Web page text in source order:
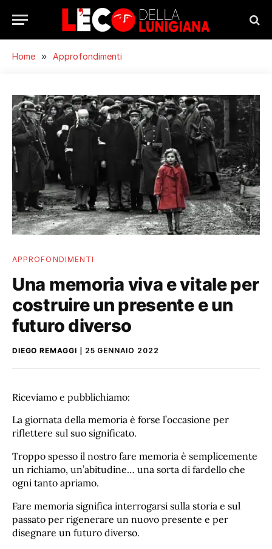
Home » Approfondimenti
APPROFONDIMENTI
Una memoria viva e vitale per
costruire un presente e un
futuro diverso
DIEGO REMAGGI 25 GENNAIO 2022
Riceviamo e pubblichiamo:
La giornata della memoria è forse l’occasione per
riflettere sul suo significato.
Troppo spesso il nostro fare memoria è semplicemente
un richiamo, un’abitudine… una sorta di fardello che
ogni tanto apriamo.
Fare memoria significa interrogarsi sulla storia e sul
passato per rigenerare un nuovo presente e per
disegnare un futuro diverso.